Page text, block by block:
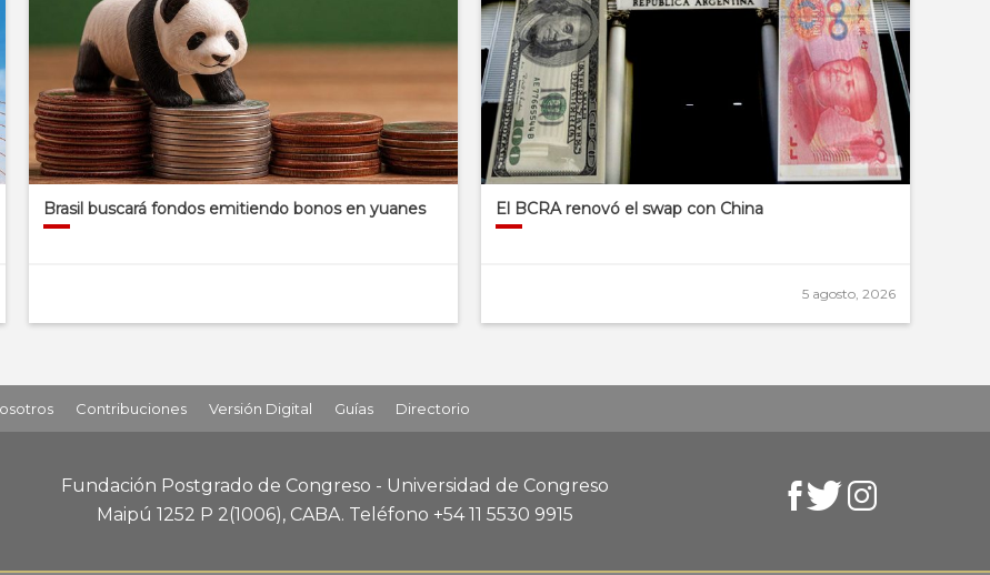
Brasil buscará fondos emitiendo bonos en yuanes El BCRA renovó el swap con China
5 agosto, 2026
Contribuciones Versión Digital Guías Directorio
Fundación Postgrado de Congreso - Universidad de Congreso
Maipú 1252 P 2(1006), CABA. Teléfono +54 11 5530 9915